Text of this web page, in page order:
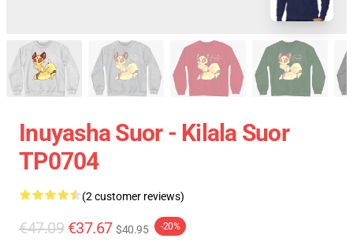
Inuyasha Suor - Kilala Suor
TP0704
(2 customer reviews)
€47.09 €37.67 $40.95 -20%